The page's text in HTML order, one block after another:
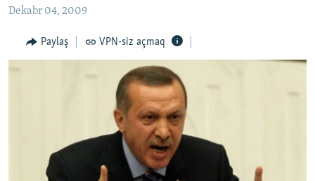
QANUNI DOĞRU
ARAŞDIRMA
MULTIMEDIA
İNFOQRAFIKA
KARIKATURA
AZƏRBAYCAN ƏDƏBIYYATI KITABXANASI
İSLAM VƏ DEMOKRATIYA
MISSIYAMIZ
PEŞƏ ETIKASI VƏ JURNALISTIKA STANDARTLARIMIZ
Dekabr 04, 2009
Paylaş VPN-siz açmaq